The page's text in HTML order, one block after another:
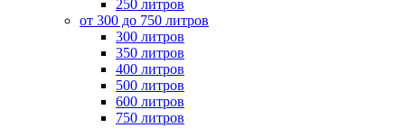
250 литров
от 300 до 750 литров
300 литров
350 литров
400 литров
500 литров
600 литров
750 литров